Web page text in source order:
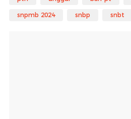
snpmb 2024 snbp snbt